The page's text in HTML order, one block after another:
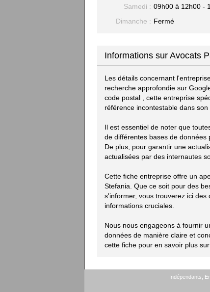
Samedi : 09h00 à 12h00 -
Dimanche : Fermé
Informations sur Avocats
Les détails concernant
recherche approfondie sur
code postal
, cette entreprise
référence incontestable dans son
Il est essentiel de noter que
de différentes bases de données
De plus, pour garantir une
actualisées par des internautes
Cette fiche entreprise offre un
Stefania. Que ce soit pour des
s'informer, vous trouverez ici
informations cruciales.
Nous nous engageons à fournir
données de manière claire et
cette fiche pour en savoir plus sur
Indépendants,